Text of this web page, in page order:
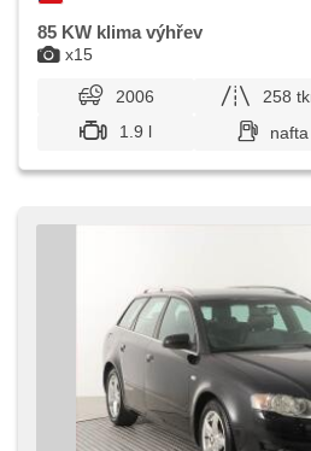
x15
85 KW klima výhřev
2006 258
1.9 l
nafta